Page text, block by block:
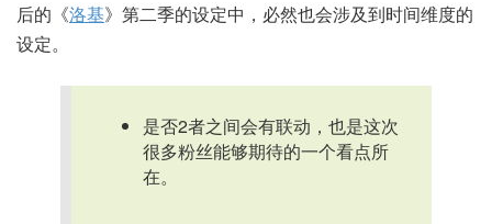
后的《洛基》第二季的设定中，必然也会涉及到时间维度的
设定。
是否2者之间会有联动，也是这次
很多粉丝能够期待的一个看点所
在。